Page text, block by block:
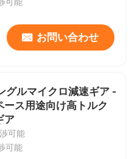
可能
お問い合わせ
グルマイクロ減速ギア -
ース用途向け高トルク
ア
可能
可能